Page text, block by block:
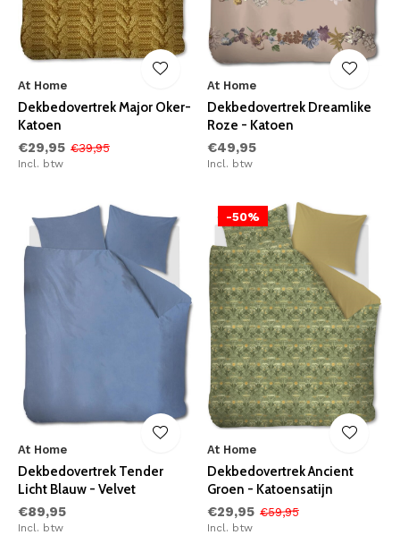
At Home
Dekbedovertrek Major Oker-
Katoen
€29,95 €39,95
Incl. btw
At Home
Dekbedovertrek Dreamlike
Roze - Katoen
€49,95
Incl. btw
At Home
Dekbedovertrek Tender
Licht Blauw - Velvet
€89,95
Incl. btw
-50%
At Home
Dekbedovertrek Ancient
Groen - Katoensatijn
€29,95 €59,95
Incl. btw